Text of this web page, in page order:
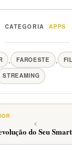
Categorias APPS
, FAROESTE ,
STREAMING
do Seu